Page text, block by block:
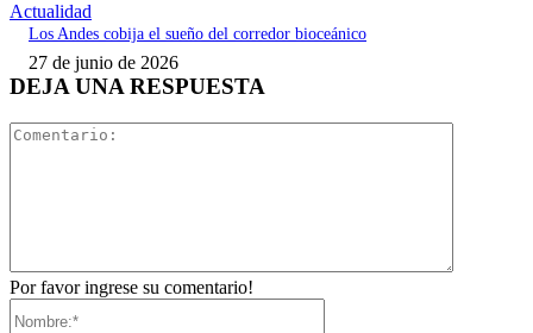
Actualidad
Los Andes cobija el sueño del corredor bioceánico
27 de junio de 2026
DEJA UNA RESPUESTA
Por favor ingrese su comentario!